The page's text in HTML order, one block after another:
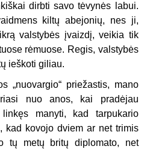
dirbti savo tėvynės labui.
kiltų abejonių, nes ji,
valstybės įvaizdį, veikia tik
rėmuose. Regis, valstybės
ieškoti giliau.
„nuovargio“ priežastis, mano
nuo anos, kai pradėjau
manyti, kad tarpukario
kad kovojo dviem ar net trimis
tų metų britų diplomato, net